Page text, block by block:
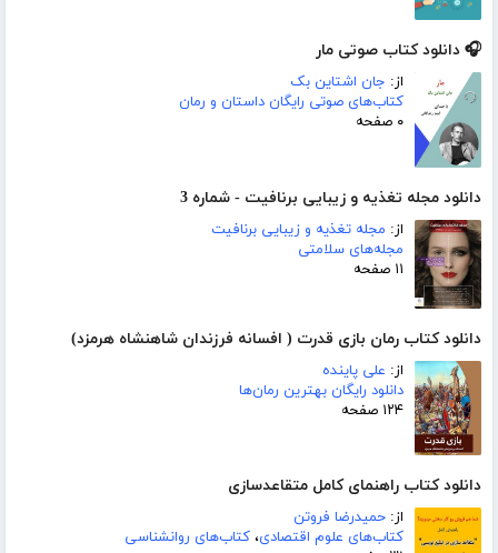
🎧 دانلود کتاب صوتی مار
از: جان اشتاین بک
کتاب‌های صوتی رایگان داستان و رمان
۰ صفحه
دانلود مجله تغذیه و زیبایی برنافیت - شماره 3
از: مجله تغذیه و زیبایی برنافیت
مجله‌های سلامتی
۱۱ صفحه
دانلود کتاب رمان بازی قدرت ( افسانه فرزندان شاهنشاه هرمزد)
از: علی پاینده
دانلود رایگان بهترین رمان‌ها
۱۲۴ صفحه
دانلود کتاب راهنمای کامل متقاعدسازی
از: حمیدرضا فروتن
کتاب‌های علوم اقتصادی، کتاب‌های روانشناسی